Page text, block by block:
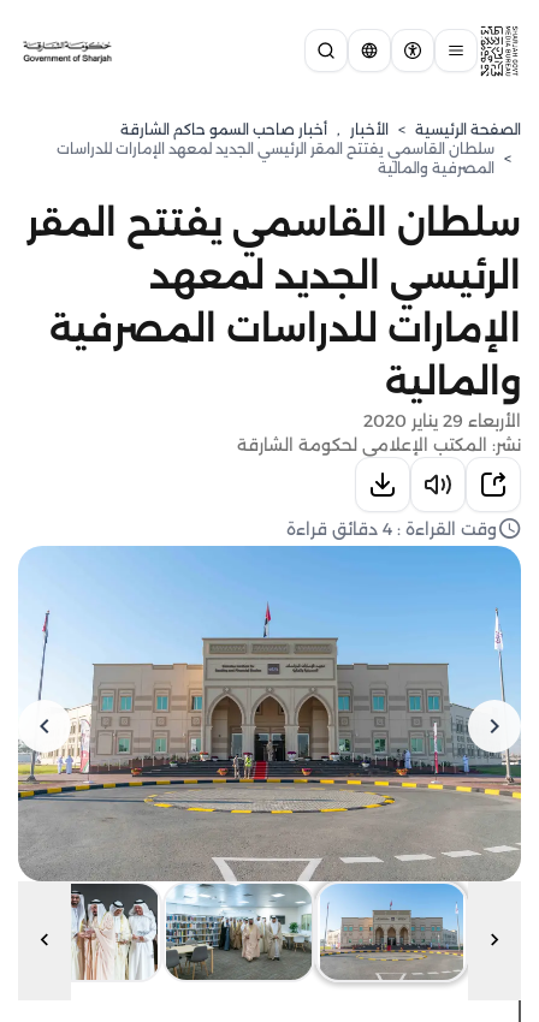
الصفحة الرئيسية > الأخبار , أخبار صاحب السمو حاكم الشارقة
>
سلطان القاسمي يفتتح المقر الرئيسي الجديد لمعهد الإمارات للدراسات
المصرفية والمالية
سلطان القاسمي يفتتح المقر
الرئيسي الجديد لمعهد
الإمارات للدراسات المصرفية
والمالية
الأربعاء 29 يناير 2020
نشر: المكتب الإعلامي لحكومة الشارقة
وقت القراءة : 4 دقائق قراءة